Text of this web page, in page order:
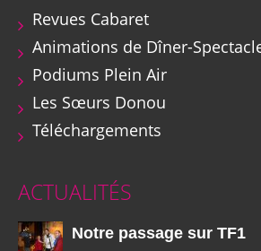
Revues Cabaret
Animations de Dîner-
Podiums Plein Air
Les Sœurs Donou
Téléchargements
ACTUALITÉS
Notre passage sur TF1